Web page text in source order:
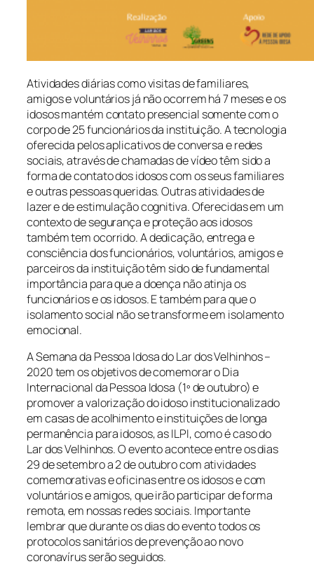
Atividades diárias como visitas de familiares,
amigos e voluntários já não ocorrem há 7 meses e os
idosos mantém contato presencial somente com o
corpo de 25 funcionários da instituição. A tecnologia
oferecida pelos aplicativos de conversa e redes
sociais, através de chamadas de vídeo têm sido a
forma de contato dos idosos com os seus familiares
e outras pessoas queridas. Outras atividades de
lazer e de estimulação cognitiva. Oferecidas em um
contexto de segurança e proteção aos idosos
também tem ocorrido. A dedicação, entrega e
consciência dos funcionários, voluntários, amigos e
parceiros da instituição têm sido de fundamental
importância para que a doença não atinja os
funcionários e os idosos. E também para que o
isolamento social não se transforme em isolamento
emocional.
A Semana da Pessoa Idosa do Lar dos Velhinhos –
2020 tem os objetivos de comemorar o Dia
Internacional da Pessoa Idosa (1º de outubro) e
promover a valorização do idoso institucionalizado
em casas de acolhimento e instituições de longa
permanência para idosos, as ILPI, como é caso do
Lar dos Velhinhos. O evento acontece entre os dias
29 de setembro a 2 de outubro com atividades
comemorativas e oficinas entre os idosos e com
voluntários e amigos, que irão participar de forma
remota, em nossas redes sociais. Importante
lembrar que durante os dias do evento todos os
protocolos sanitários de prevenção ao novo
coronavírus serão seguidos.